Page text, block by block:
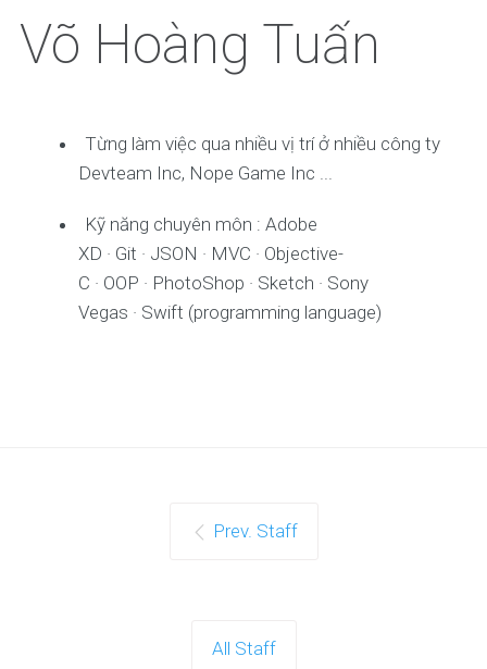
Võ Hoàng Tuấn
Từng làm việc qua nhiều vị trí ở nhiều công ty
Devteam Inc, Nope Game Inc ...
Kỹ năng chuyên môn : Adobe
XD · Git · JSON · MVC · Objective-
C · OOP · PhotoShop · Sketch · Sony
Vegas · Swift (programming language)
Prev. Staff
All Staff